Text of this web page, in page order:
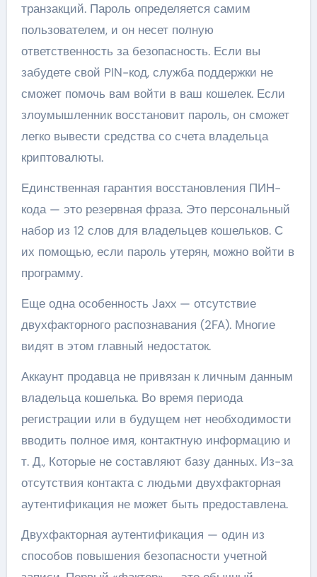
транзакций. Пароль определяется самим
пользователем, и он несет полную
ответственность за безопасность. Если вы
забудете свой PIN-код, служба поддержки не
сможет помочь вам войти в ваш кошелек. Если
злоумышленник восстановит пароль, он сможет
легко вывести средства со счета владельца
криптовалюты.
Единственная гарантия восстановления ПИН-
кода — это резервная фраза. Это персональный
набор из 12 слов для владельцев кошельков. С
их помощью, если пароль утерян, можно войти в
программу.
Еще одна особенность Jaxx — отсутствие
двухфакторного распознавания (2FA). Многие
видят в этом главный недостаток.
Аккаунт продавца не привязан к личным данным
владельца кошелька. Во время периода
регистрации или в будущем нет необходимости
вводить полное имя, контактную информацию и
т. Д., Которые не составляют базу данных. Из-за
отсутствия контакта с людьми двухфакторная
аутентификация не может быть предоставлена.
Двухфакторная аутентификация — один из
способов повышения безопасности учетной